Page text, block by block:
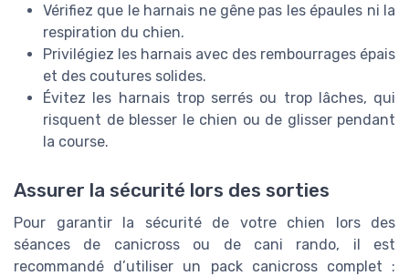
Vérifiez que le harnais ne gêne pas les épaules ni la
respiration du chien.
Privilégiez les harnais avec des rembourrages épais
et des coutures solides.
Évitez les harnais trop serrés ou trop lâches, qui
risquent de blesser le chien ou de glisser pendant
la course.
Assurer la sécurité lors des sorties
Pour garantir la sécurité de votre chien lors des
séances de canicross ou de cani rando, il est
recommandé d’utiliser un pack canicross complet :